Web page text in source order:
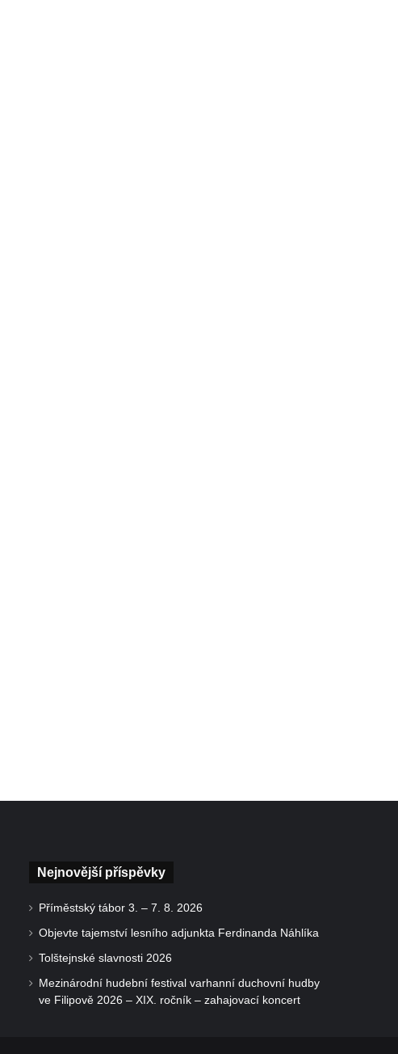
Nejnovější příspěvky
Příměstský tábor 3. – 7. 8. 2026
Objevte tajemství lesního adjunkta Ferdinanda Náhlíka
Tolštejnské slavnosti 2026
Mezinárodní hudební festival varhanní duchovní hudby
ve Filipově 2026 – XIX. ročník – zahajovací koncert